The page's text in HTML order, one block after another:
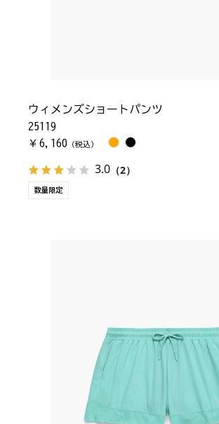
ウィメンズショートパンツ
25119
￥ 6,160 （税込）
3.0（2）
数量限定